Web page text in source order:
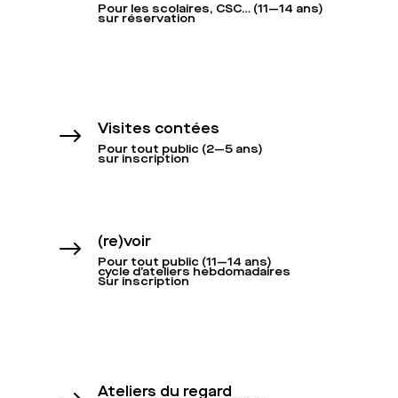
Pour les scolaires, CSC… (11—14 ans)
sur réservation
$ Visites contées
Pour tout public (2—5 ans)
sur inscription
$ (re)voir
Pour tout public (11—14 ans)
cycle d’ateliers hebdomadaires
Sur inscription
Ateliers du regard